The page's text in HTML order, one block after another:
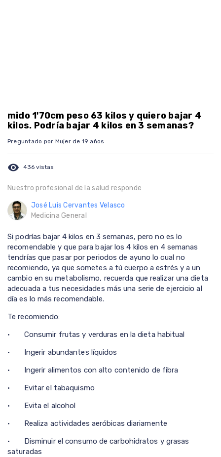
mido 1'70cm peso 63 kilos y quiero bajar 4
kilos. Podría bajar 4 kilos en 3 semanas?
Preguntado por Mujer de 19 años
visibility 436 vistas
Nuestro profesional de la salud responde
José Luis Cervantes Velasco
Medicina General
Si podrías bajar 4 kilos en 3 semanas, pero no es lo
recomendable y que para bajar los 4 kilos en 4 semanas
tendrías que pasar por periodos de ayuno lo cual no
recomiendo, ya que sometes a tú cuerpo a estrés y a un
cambio en su metabolismo, recuerda que realizar una dieta
adecuada a tus necesidades más una serie de ejercicio al
día es lo más recomendable.
Te recomiendo:
· Consumir frutas y verduras en la dieta habitual
· Ingerir abundantes líquidos
· Ingerir alimentos con alto contenido de fibra
· Evitar el tabaquismo
· Evita el alcohol
· Realiza actividades aeróbicas diariamente
· Disminuir el consumo de carbohidratos y grasas
saturadas